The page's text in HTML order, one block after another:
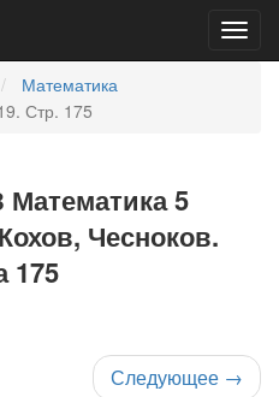
Математика
Стр. 175
Математика 5
Чесноков.
175
Следующее →